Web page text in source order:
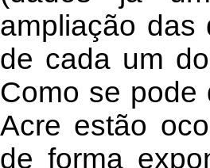
ampliação das
de cada um
Como se pode
Acre estão
de forma